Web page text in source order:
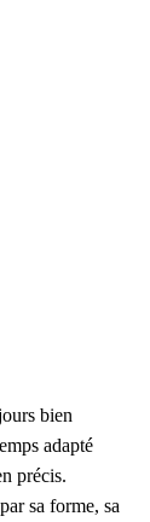
bien
adapté
précis.
sa forme, sa